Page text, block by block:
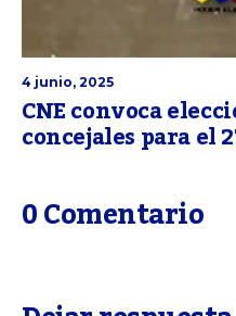
4 junio, 2025
CNE convoca
concejales para el
0 Comentario